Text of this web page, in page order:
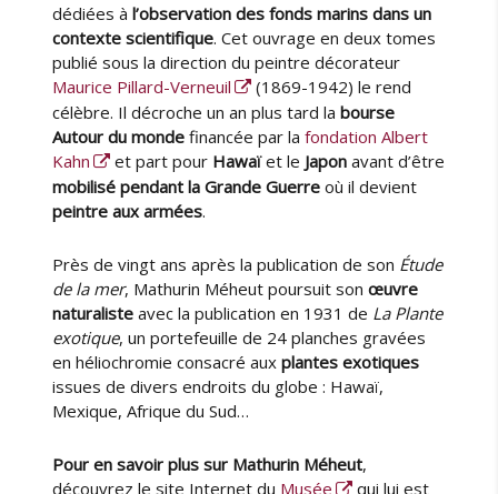
dédiées àl’observation des fonds marins dans un
contexte scientifique. Cet ouvrage en deux tomes
publié sous la direction du peintre décorateur
Maurice Pillard-Verneuil
(1869-1942) le rend
célèbre. Il décroche un an plus tard labourse
Autour du monde financée par lafondation Albert
Kahn
et part pour Hawaïet le Japon avant d’être
mobilisé pendant la Grande Guerre où il devient
peintre aux armées.
Près de vingt ans après la publication de son Étude
de la mer, Mathurin Méheut poursuit sonœuvre
naturaliste avec la publication en 1931 de La Plante
exotique, un portefeuille de 24 planches gravées
en héliochromie consacré auxplantes exotiques
issues de divers endroits du globe : Hawaï,
Mexique, Afrique du Sud…
Pour en savoir plus sur Mathurin Méheut,
découvrez le site Internet du Musée qui lui est